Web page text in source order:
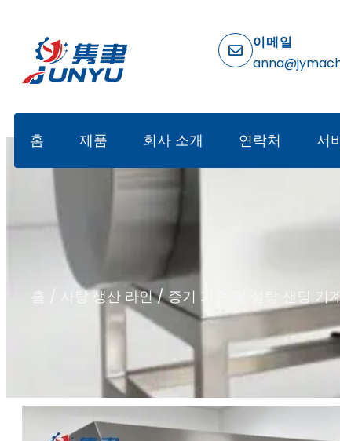
이메일
홈 제품 회사 소개 연락처 서
홈 사탕 생산 라인/ 증기 가습 및 설탕 샌딩 기